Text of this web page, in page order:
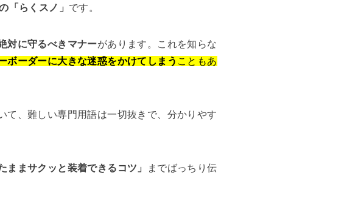
「らくスノ」 です。
対に守るべきマナーがあります。これを知らな
ボーダーに大きな迷惑をかけてしまう こともあ
て、難しい専門用語は一切抜きで、分かりやす
ままサクッと装着できるコツ」
までばっちり伝